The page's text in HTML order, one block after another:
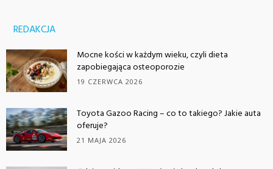
REDAKCJA
Mocne kości w każdym wieku, czyli dieta
zapobiegająca osteoporozie
19 CZERWCA 2026
Toyota Gazoo Racing – co to takiego? Jakie auta
oferuje?
21 MAJA 2026